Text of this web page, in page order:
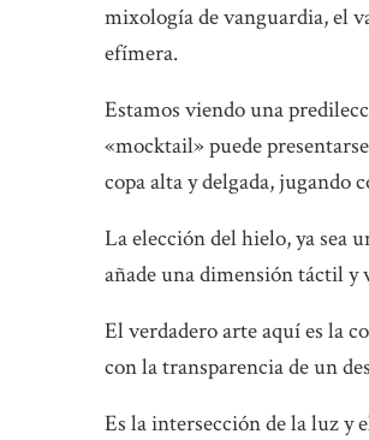
mixología de vanguardia, el
efímera.
Estamos viendo una
«mocktail» puede
copa alta y delgada, jugando
La elección del hielo, ya sea
añade una dimensión táctil
El verdadero arte aquí es la
con la transparencia de un
Es la intersección de la luz y